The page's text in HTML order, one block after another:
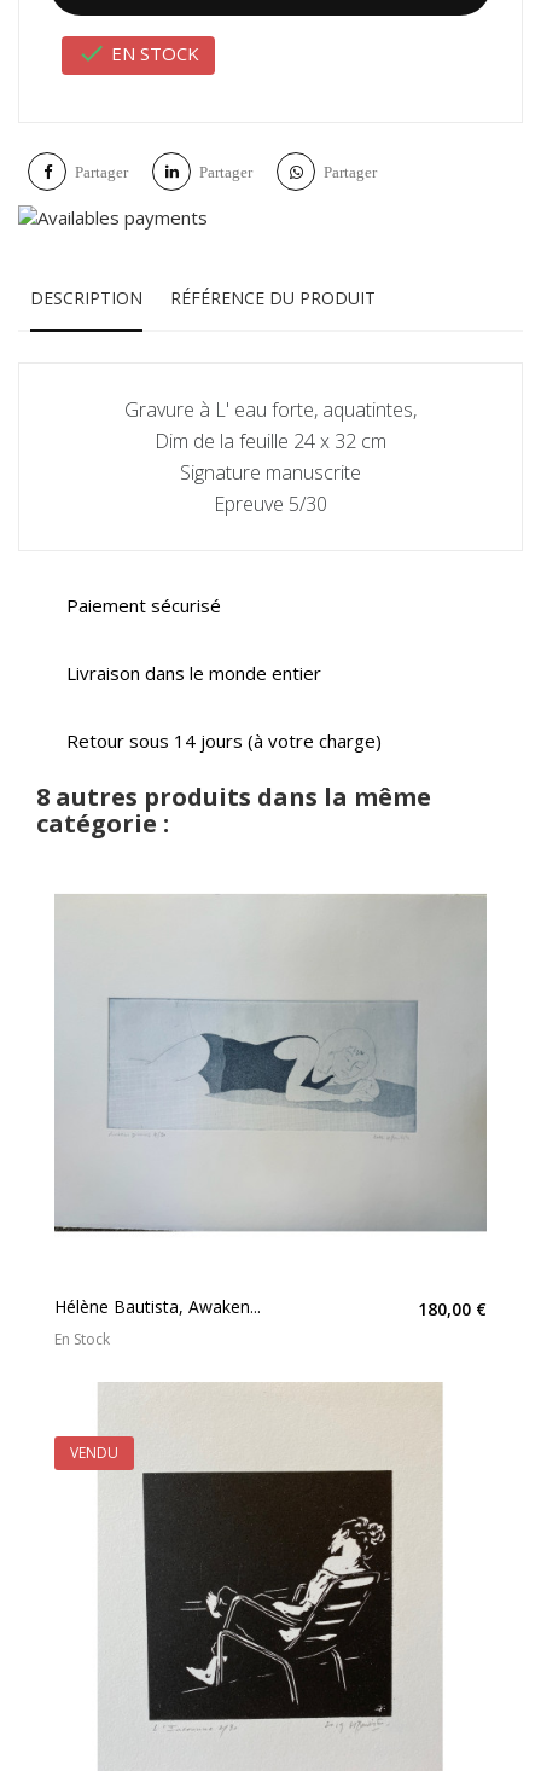
 EN STOCK
Partager Partager Partager
DESCRIPTION RÉFÉRENCE DU PRODUIT
Gravure à L' eau forte, aquatintes,
Dim de la feuille 24 x 32 cm
Signature manuscrite
Epreuve 5/30
Paiement sécurisé
Livraison dans le monde entier
Retour sous 14 jours (à votre charge)
8 autres produits dans la même
catégorie :
Hélène Bautista, Awaken... 180,00 €
En Stock
VENDU